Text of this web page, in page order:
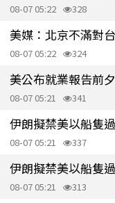
08-07 05:22 328
美媒：北京不滿對
08-07 05:22 324
美公布就業報告前
08-07 05:21 341
伊朗擬禁美以船隻
08-07 05:21 337
伊朗擬禁美以船隻
08-07 05:21 313